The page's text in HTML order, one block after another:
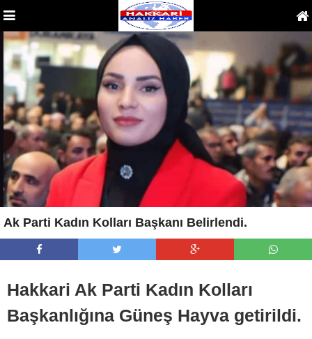
Ak Parti Kadın Kolları Başkanı Belirlendi.
Hakkari Ak Parti Kadın Kolları
Başkanlığına Güneş Hayva getirildi.